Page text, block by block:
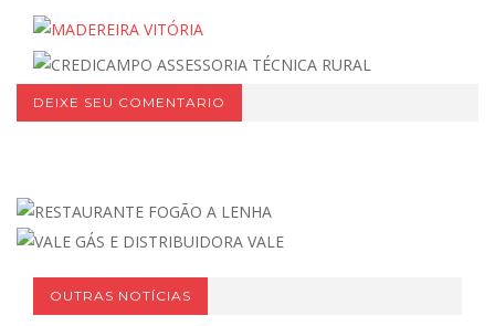
DEIXE SEU COMENTARIO
OUTRAS NOTÍCIAS